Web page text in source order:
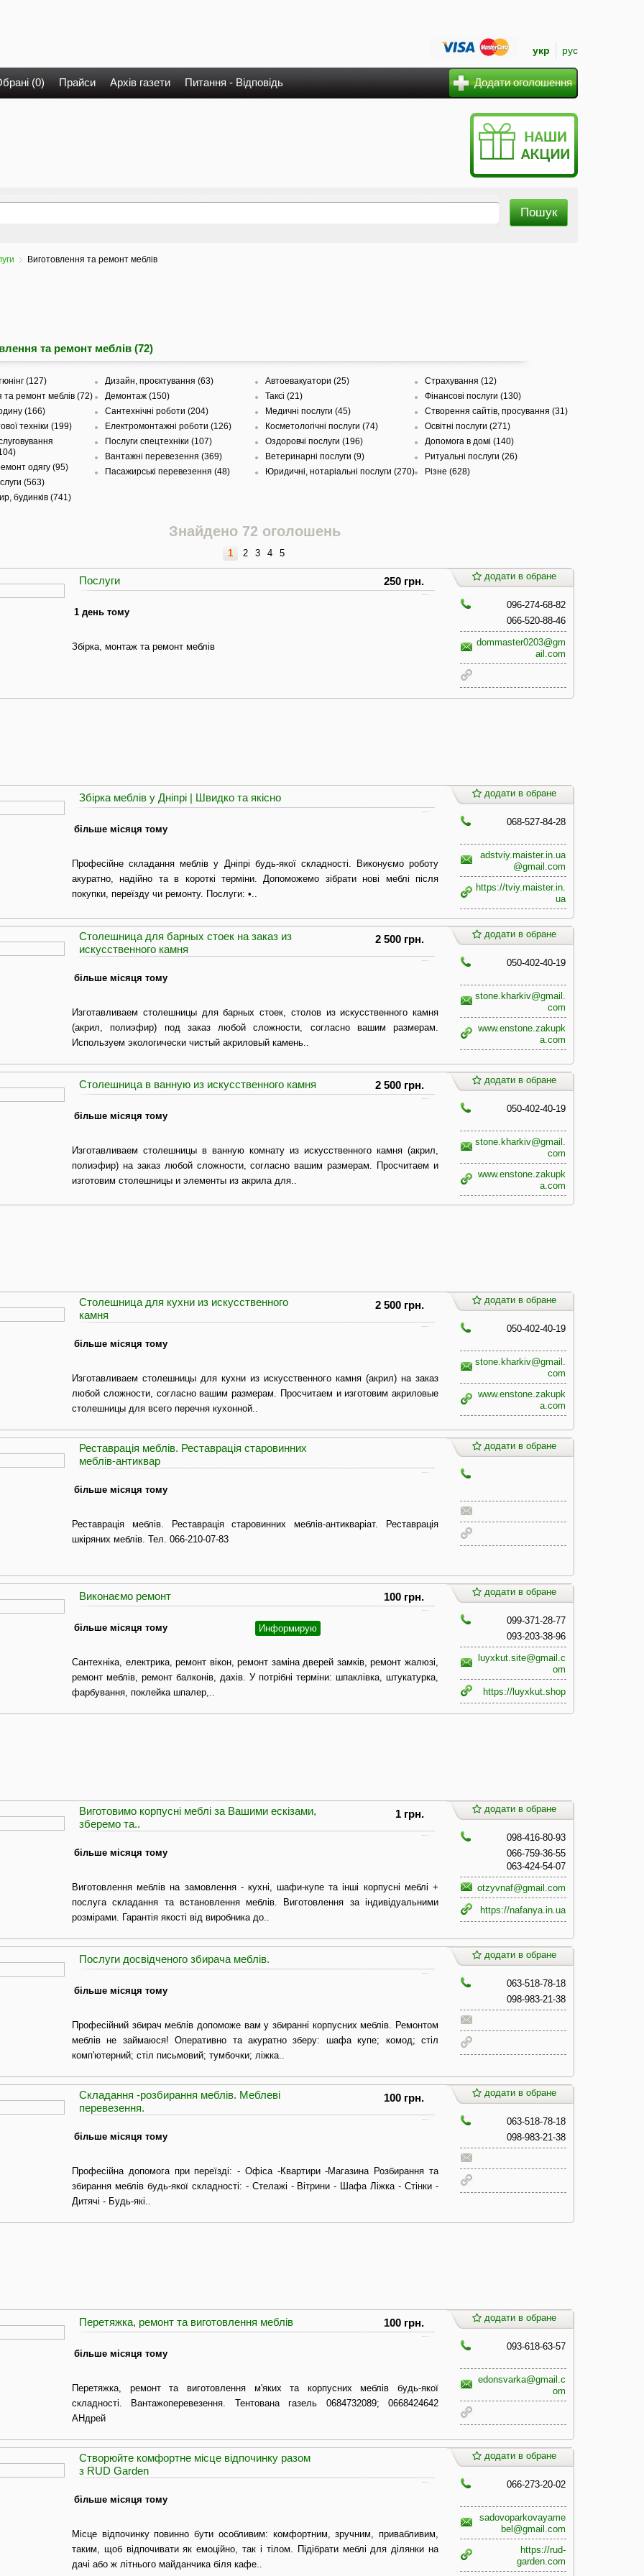
укр рус
(0) Прайси Архів газети Питання - Відповідь Додати оголошення
Виготовлення та ремонт меблів
та ремонт меблів (72)
(127)
та ремонт меблів (72)
(166)
техніки (199)
одягу (95)
(563)
будинків (741)
Дизайн, проєктування (63)
Демонтаж (150)
Сантехнічні роботи (204)
Електромонтажні роботи (126)
Послуги спецтехніки (107)
Вантажні перевезення (369)
Пасажирські перевезення (48)
Автоевакуатори (25)
Таксі (21)
Медичні послуги (45)
Косметологічні послуги (74)
Оздоровчі послуги (196)
Ветеринарні послуги (9)
Юридичні, нотаріальні послуги (270)
Страхування (12)
Фінансові послуги (130)
Створення сайтів, просування (31)
Освітні послуги (271)
Допомога в домі (140)
Ритуальні послуги (26)
Різне (628)
Знайдено 72 оголошень
1 2 3 4 5
Послуги 250 грн.
1 день тому
Збірка, монтаж та ремонт меблів
додати в обране
096-274-68-82
066-520-88-46
dommaster0203@gm
ail.com
Збірка меблів у Дніпрі | Швидко та якісно
більше місяця тому
Професійне складання меблів у Дніпрі будь-якої складності. Виконуємо роботу
акуратно, надійно та в короткі терміни. Допоможемо зібрати нові меблі після
покупки, переїзду чи ремонту. Послуги: •..
додати в обране
068-527-84-28
adstviy.maister.in.ua
@gmail.com
https://tviy.maister.in.
ua
Столешница для барных стоек на заказ из
искусственного камня
2 500 грн.
більше місяця тому
Изготавливаем столешницы для барных стоек, столов из искусственного камня
(акрил, полиэфир) под заказ любой сложности, согласно вашим размерам.
Используем экологически чистый акриловый камень..
додати в обране
050-402-40-19
stone.kharkiv@gmail.
com
www.enstone.zakupk
a.com
Столешница в ванную из искусственного камня 2 500 грн.
більше місяця тому
Изготавливаем столешницы в ванную комнату из искусственного камня (акрил,
полиэфир) на заказ любой сложности, согласно вашим размерам. Просчитаем и
изготовим столешницы и элементы из акрила для..
додати в обране
050-402-40-19
stone.kharkiv@gmail.
com
www.enstone.zakupk
a.com
Столешница для кухни из искусственного
камня
2 500 грн.
більше місяця тому
Изготавливаем столешницы для кухни из искусственного камня (акрил) на заказ
любой сложности, согласно вашим размерам. Просчитаем и изготовим акриловые
столешницы для всего перечня кухонной..
додати в обране
050-402-40-19
stone.kharkiv@gmail.
com
www.enstone.zakupk
a.com
Реставрація меблів. Реставрація старовинних
меблів-антиквар
більше місяця тому
Реставрація меблів. Реставрація старовинних меблів-антикваріат. Реставрація
шкіряних меблів. Тел. 066-210-07-83
додати в обране
Виконаємо ремонт 100 грн.
більше місяця тому Информирую
Сантехніка, електрика, ремонт вікон, ремонт заміна дверей замків, ремонт жалюзі,
ремонт меблів, ремонт балконів, дахів. У потрібні терміни: шпаклівка, штукатурка,
фарбування, поклейка шпалер,..
додати в обране
099-371-28-77
093-203-38-96
luyxkut.site@gmail.c
om
https://luyxkut.shop
Виготовимо корпусні меблі за Вашими ескізами,
зберемо та..
1 грн.
більше місяця тому
Виготовлення меблів на замовлення - кухні, шафи-купе та інші корпусні меблі +
послуга складання та встановлення меблів. Виготовлення за індивідуальними
розмірами. Гарантія якості від виробника до..
додати в обране
098-416-80-93
066-759-36-55
063-424-54-07
otzyvnaf@gmail.com
https://nafanya.in.ua
Послуги досвідченого збирача меблів.
більше місяця тому
Професійний збирач меблів допоможе вам у збиранні корпусних меблів. Ремонтом
меблів не займаюся! Оперативно та акуратно зберу: шафа купе; комод; стіл
комп'ютерний; стіл письмовий; тумбочки; ліжка..
додати в обране
063-518-78-18
098-983-21-38
Складання -розбирання меблів. Меблеві
перевезення.
100 грн.
більше місяця тому
Професійна допомога при переїзді: - Офіса -Квартири -Магазина Розбирання та
збирання меблів будь-якої складності: - Стелажі - Вітрини - Шафа Ліжка - Стінки -
Дитячі - Будь-які..
додати в обране
063-518-78-18
098-983-21-38
Перетяжка, ремонт та виготовлення меблів 100 грн.
більше місяця тому
Перетяжка, ремонт та виготовлення м'яких та корпусних меблів будь-якої
складності. Вантажоперевезення. Тентована газель 0684732089; 0668424642
АНдрей
додати в обране
093-618-63-57
edonsvarka@gmail.c
om
Створюйте комфортне місце відпочинку разом
з RUD Garden
більше місяця тому
Місце відпочинку повинно бути особливим: комфортним, зручним, привабливим,
таким, щоб відпочивати як емоційно, так і тілом. Підібрати меблі для ділянки на
дачі або ж літнього майданчика біля кафе..
додати в обране
066-273-20-02
sadovoparkovayame
bel@gmail.com
https://rud-
garden.com